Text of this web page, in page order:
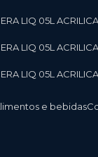
CERA LIQ 05L
CERA LIQ 05L
CERA LIQ 05L
Alimentos e bebidas